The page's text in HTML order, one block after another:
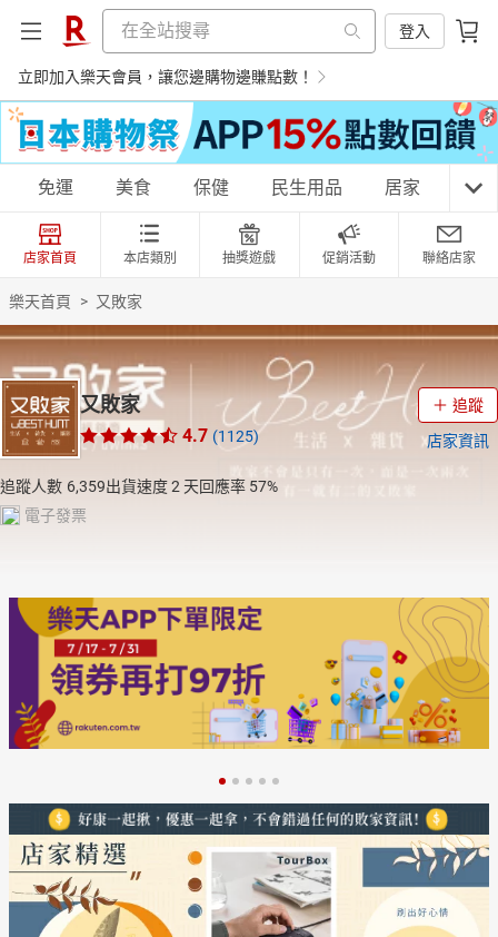
登入
立即加入樂天會員，讓您邊購物邊賺點數！
購物網分類
天天免運
居家生活 運動休閒 親子玩具
女裝 男裝 化妝保養
HOT
免運 美食 保健 民生用品 居家 3C
店家首頁 本店類別 抽獎遊戲 促銷活動 聯絡店家
樂天首頁 > 又敗家
又敗家
4.7 (1125)
追蹤
店家資訊
追蹤人數 6,359出貨速度2 天回應率 57%
電子發票